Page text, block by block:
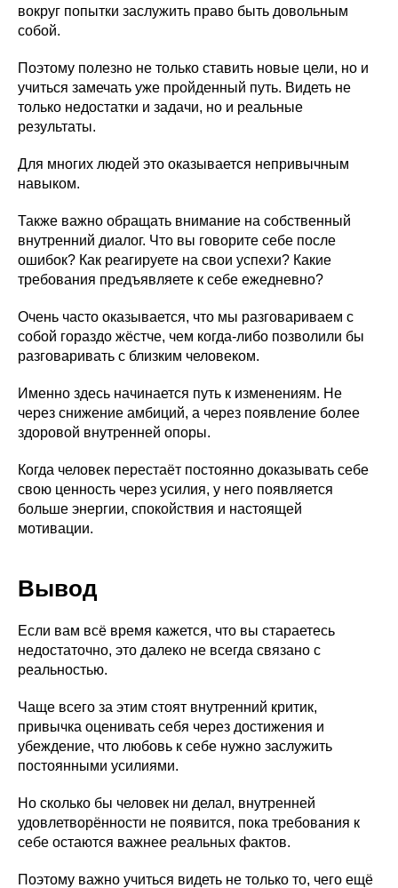
вокруг попытки заслужить право быть довольным
собой.
Поэтому полезно не только ставить новые цели, но и
учиться замечать уже пройденный путь. Видеть не
только недостатки и задачи, но и реальные
результаты.
Для многих людей это оказывается непривычным
навыком.
Также важно обращать внимание на собственный
внутренний диалог. Что вы говорите себе после
ошибок? Как реагируете на свои успехи? Какие
требования предъявляете к себе ежедневно?
Очень часто оказывается, что мы разговариваем с
собой гораздо жёстче, чем когда-либо позволили бы
разговаривать с близким человеком.
Именно здесь начинается путь к изменениям. Не
через снижение амбиций, а через появление более
здоровой внутренней опоры.
Когда человек перестаёт постоянно доказывать себе
свою ценность через усилия, у него появляется
больше энергии, спокойствия и настоящей
мотивации.
Вывод
Если вам всё время кажется, что вы стараетесь
недостаточно, это далеко не всегда связано с
реальностью.
Чаще всего за этим стоят внутренний критик,
привычка оценивать себя через достижения и
убеждение, что любовь к себе нужно заслужить
постоянными усилиями.
Но сколько бы человек ни делал, внутренней
удовлетворённости не появится, пока требования к
себе остаются важнее реальных фактов.
Поэтому важно учиться видеть не только то, чего ещё